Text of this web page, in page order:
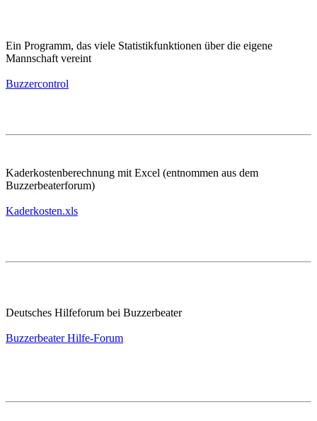
Ein Programm, das viele Statistikfunktionen über die eigene
Mannschaft vereint
Buzzercontrol
Kaderkostenberechnung mit Excel (entnommen aus dem
Buzzerbeaterforum)
Kaderkosten.xls
Deutsches Hilfeforum bei Buzzerbeater
Buzzerbeater Hilfe-Forum